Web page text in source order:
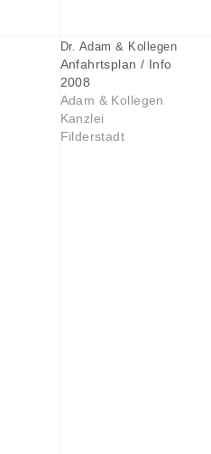
Dr. Adam & Kollegen
Anfahrtsplan / Info
2008
Adam & Kollegen
Kanzlei
Filderstadt